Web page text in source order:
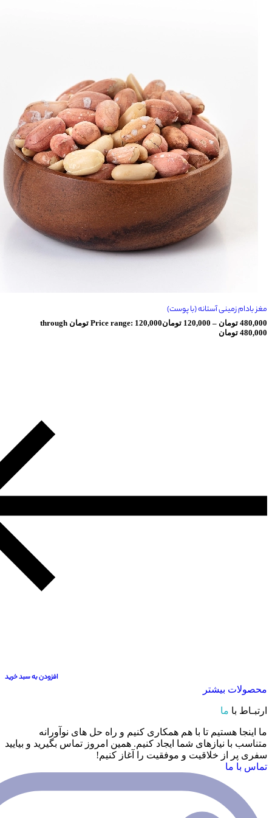
آستانه (با پوست)
–
120,000 تومان Price range: 120,000 تومان through
افزودن به سبد خرید
تا با هم همکاری کنیم و راه حل های نوآورانه
شما ایجاد کنیم. همین امروز تماس بگیرید و بیایید
خلاقیت و موفقیت را آغاز کنیم!